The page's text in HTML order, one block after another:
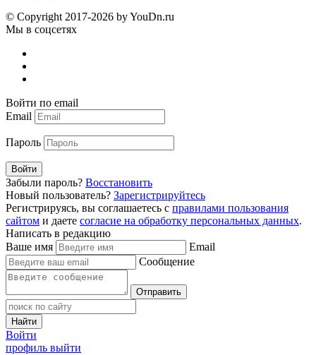
© Copyright 2017-2026 by YouDn.ru
Мы в соцсетях
Войти по email
Email
Пароль
Войти
Забыли пароль? Восстановить
Новый пользователь? Зарегистрируйтесь
Регистрируясь, вы соглашаетесь с правилами пользования
сайтом и даете согласие на обработку персональных данных.
Написать в редакцию
Ваше имя
Email
Сообщение
Отправить
Найти
Войти
профиль выйти